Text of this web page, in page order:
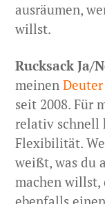
ausräumen,
willst.
Rucksack Ja/
meinen
seit 2008. Für
relativ schnell
Flexibilität.
weißt, was du
machen